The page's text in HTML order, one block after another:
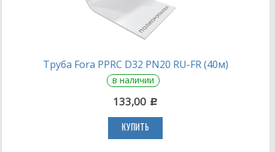
Труба Fora PPRC D32 PN20 RU-FR (40м)
в наличии
133,00 c
КУПИТЬ